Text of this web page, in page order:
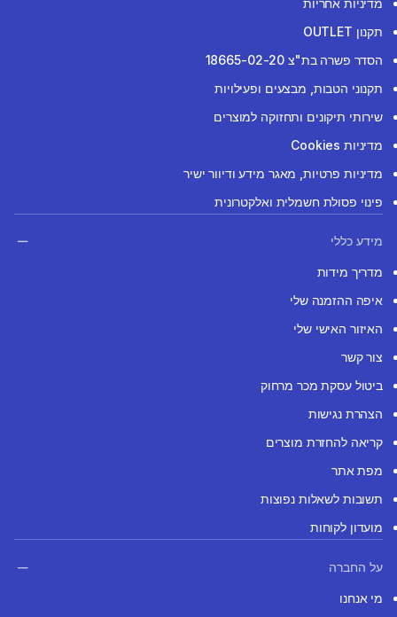
תקנון OUTLET
הסדר פשרה בת"צ 18665-02-20
תקנוני הטבות, מבצעים ופעילויות
שירותי תיקונים ותחזוקה למוצרים
מדיניות Cookies
מדיניות פרטיות, מאגר מידע ודיוור ישיר
פינוי פסולת חשמלית ואלקטרונית
מידע כללי
מדריך מידות
איפה ההזמנה שלי
האיזור האישי שלי
צור קשר
ביטול עסקת מכר מרחוק
הצהרת נגישות
קריאה להחזרת מוצרים
מפת אתר
תשובות לשאלות נפוצות
מועדון לקוחות
על החברה
מי אנחנו